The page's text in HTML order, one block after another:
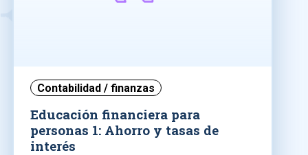
Contabilidad / finanzas
Educación financiera para
personas 1: Ahorro y tasas de
interés